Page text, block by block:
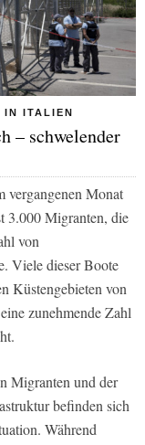
IN ITALIEN
– schwelender
Monat
3.000 Migranten, die
von
Viele dieser Boote
Küstengebieten von
zunehmende Zahl
Migranten und der
befinden sich
Während